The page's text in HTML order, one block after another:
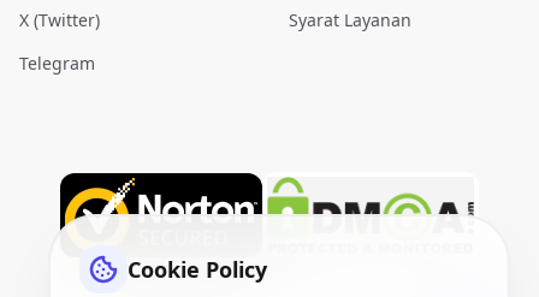
X (Twitter)
Telegram
Syarat Layanan
Cookie Policy